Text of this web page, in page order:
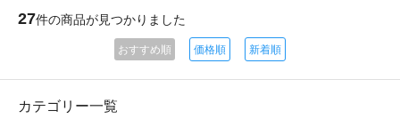
27件の商品が見つかりました
おすすめ順 価格順 新着順
カテゴリー一覧